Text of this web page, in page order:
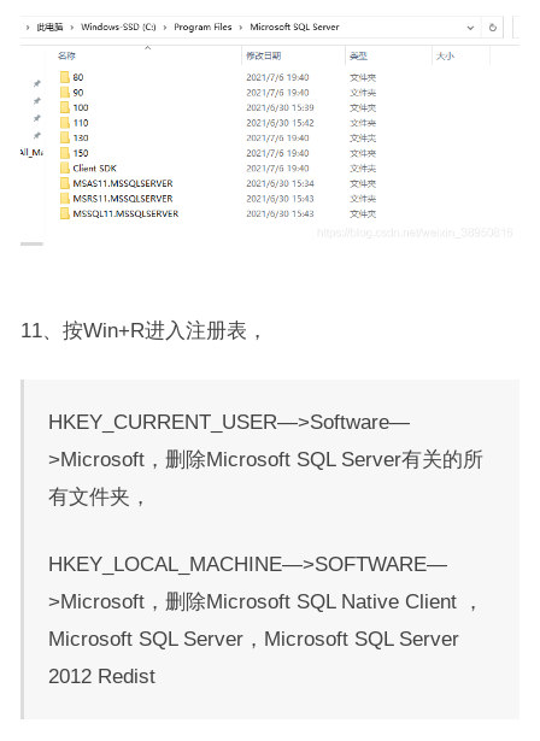
11、按Win+R进入注册表，
HKEY_CURRENT_USER—>Software—
>Microsoft，删除Microsoft SQL Server有关的所
有文件夹，
HKEY_LOCAL_MACHINE—>SOFTWARE—
>Microsoft，删除Microsoft SQL Native Client ，
Microsoft SQL Server，Microsoft SQL Server
2012 Redist